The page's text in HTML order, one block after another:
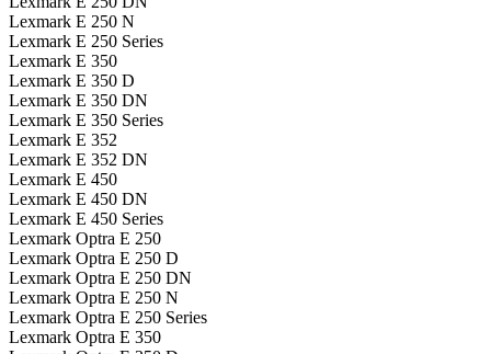
Lexmark E 250 N
Lexmark E 250 Series
Lexmark E 350
Lexmark E 350 D
Lexmark E 350 DN
Lexmark E 350 Series
Lexmark E 352
Lexmark E 352 DN
Lexmark E 450
Lexmark E 450 DN
Lexmark E 450 Series
Lexmark Optra E 250
Lexmark Optra E 250 D
Lexmark Optra E 250 DN
Lexmark Optra E 250 N
Lexmark Optra E 250 Series
Lexmark Optra E 350